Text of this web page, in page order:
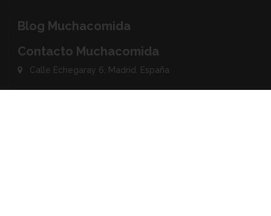
Blog Muchacomida
Contacto Muchacomida
Calle Echegaray 6, Madrid. España